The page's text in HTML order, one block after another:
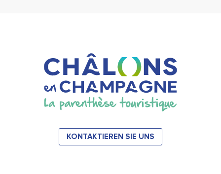
KONTAKTIEREN SIE UNS